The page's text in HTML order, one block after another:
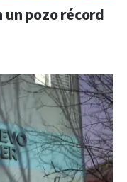
un pozo récord